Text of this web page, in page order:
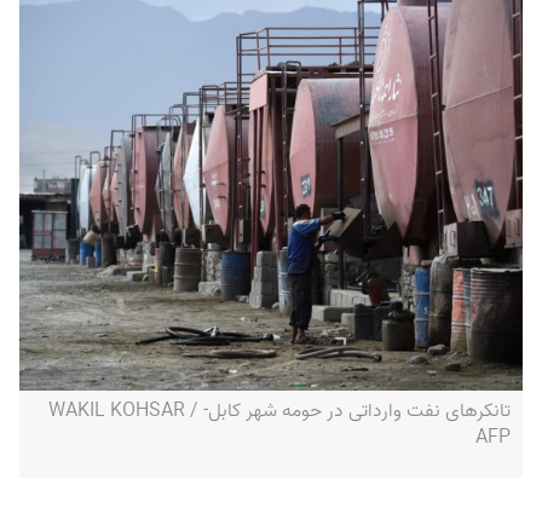
تانکرهای نفت وارداتی در حومه شهر کابل- WAKIL KOHSAR /
AFP